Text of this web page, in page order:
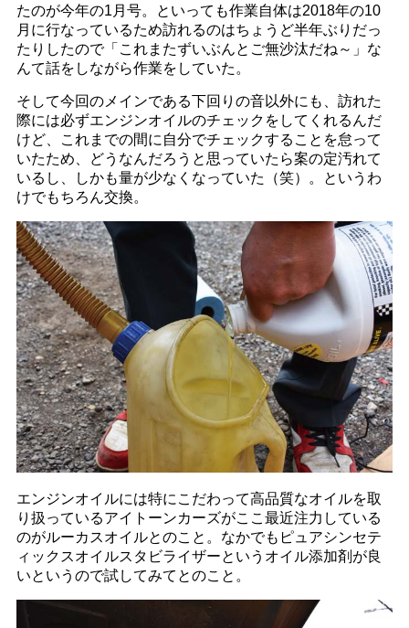
たのが今年の1月号。といっても作業自体は2018年の10
月に行なっているため訪れるのはちょうど半年ぶりだっ
たりしたので「これまたずいぶんとご無沙汰だね～」な
んて話をしながら作業をしていた。
そして今回のメインである下回りの音以外にも、訪れた
際には必ずエンジンオイルのチェックをしてくれるんだ
けど、これまでの間に自分でチェックすることを怠って
いたため、どうなんだろうと思っていたら案の定汚れて
いるし、しかも量が少なくなっていた（笑）。というわ
けでもちろん交換。
エンジンオイルには特にこだわって高品質なオイルを取
り扱っているアイトーンカーズがここ最近注力している
のがルーカスオイルとのこと。なかでもピュアシンセテ
ィックスオイルスタビライザーというオイル添加剤が良
いというので試してみてとのこと。